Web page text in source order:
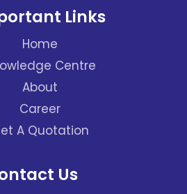
Links
Home
Centre
About
Career
A Quotation
Us